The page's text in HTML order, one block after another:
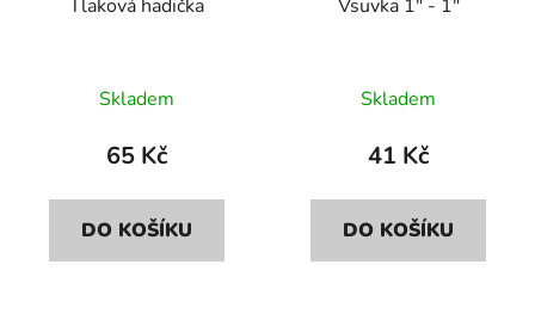
Tlaková hadička
Skladem
65 Kč
DO KOŠÍKU
Vsuvka 1" - 1"
Skladem
41 Kč
DO KOŠÍKU